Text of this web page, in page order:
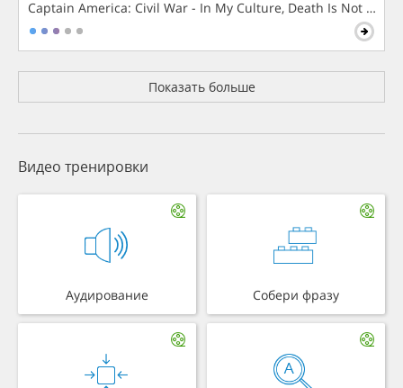
Captain America: Civil War - In My Culture, Death Is Not The
Показать больше
Видео тренировки
Аудирование Собери фразу